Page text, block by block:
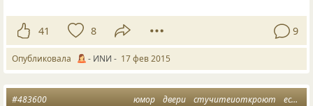
41 8 9
Опубликовала - ИNИ - 17 фев 2015
юмор двери стучитеиоткроют еслиждали
#483600